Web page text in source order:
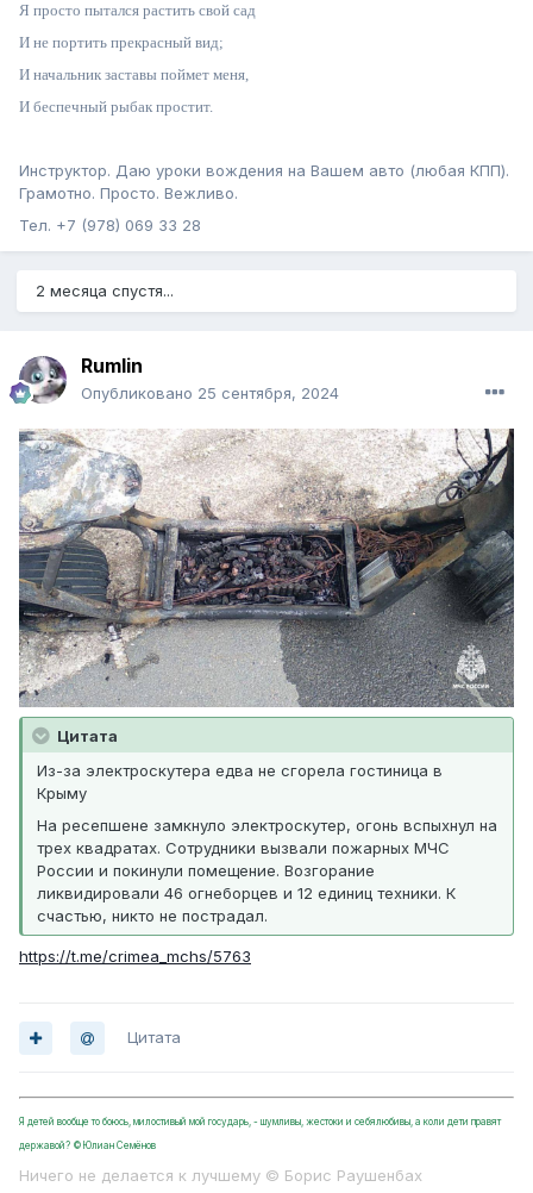
Я просто пытался растить свой сад
И не портить прекрасный вид;
И начальник заставы поймет меня,
И беспечный рыбак простит.
Инструктор. Даю уроки вождения на Вашем авто (любая КПП).
Грамотно. Просто. Вежливо.
Тел. +7 (978) 069 33 28
2 месяца спустя...
Rumlin
Опубликовано 25 сентября, 2024
Цитата
Из-за электроскутера едва не сгорела гостиница в
Крыму
На ресепшене замкнуло электроскутер, огонь вспыхнул на
трех квадратах. Сотрудники вызвали пожарных МЧС
России и покинули помещение. Возгорание
ликвидировали 46 огнеборцев и 12 единиц техники. К
счастью, никто не пострадал.
https://t.me/crimea_mchs/5763
Цитата
Я детей вообще то боюсь, милостивый мой государь, - шумливы, жестоки и себялюбивы, а коли дети правят
державой? ©Юлиан Семёнов
Ничего не делается к лучшему © Борис Раушенбах